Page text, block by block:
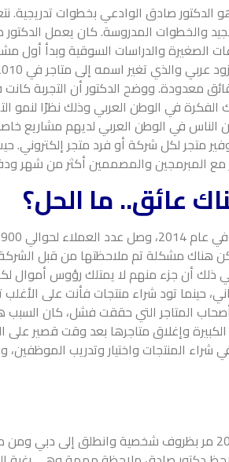
صادق الوادعي بخطوات تدريجية.
والخطوات المدروسة. كان يعمل
الصغيرة والدراسات السوقية وبدأ أول
معدودة. ووضح الدكتور أن التجربة
في الوطن العربي وذلك نظرًا لنمو
الناس في الوطن العربي لديهم مشاريع
متجر لكل شركة أو فرد متجر إلكتروني.
مع المبرمجين والمصممين أكثر من شهر
عائق.. ما الحل؟
في ذلك أن جزء منهم لا يمتلك رؤوس أموال
حينما تود شراء منتجات فأنت على الأغلب
المتاجر التي حققت فشل، كان السبب
وإغلاق متاجرها بعد وقت قصير
المنتجات واختيار وتدريب الموظفين،
يحكي دكتور صادق أن بداية من عام 2014 مر بظروف شخصية